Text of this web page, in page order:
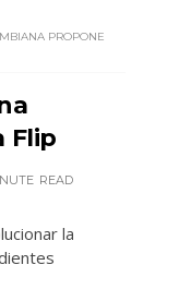
PROPONE
Flip
READ
la